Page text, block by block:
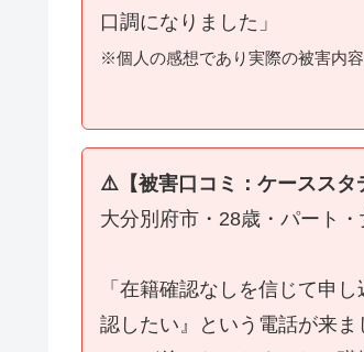
口調になりました」
※個人の感想であり実際の被害内
⚠️【被害口コミ：ケーススタ
大分別府市・28歳・パート・
「在籍確認なしを信じて申
認したい』という電話が来